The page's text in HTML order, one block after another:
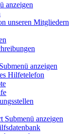
anzeigen
unseren Mitgliedern
Submenü anzeigen
Hilfetelefon
Submenü anzeigen